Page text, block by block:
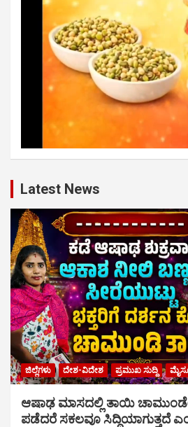
Latest News
ಜಿಲ್ಲೆಗಳು ದೇಶ-ವಿದೇಶ ಪ್ರಮುಖ ಸುದ್ದಿ
ಆಷಾಢ ಮಾಸದಲ್ಲಿ ತಾಯಿ
ಪಡೆದರೆ ಸಕಲವೂ ಸಿದ್ಧಿಯಾಗುತ್ತದೆ